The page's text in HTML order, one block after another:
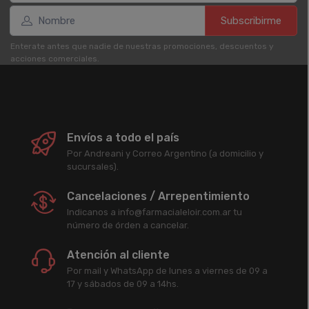
Subscribirme
Enterate antes que nadie de nuestras promociones, descuentos y
acciones comerciales.
Envíos a todo el país
Por Andreani y Correo Argentino (a domicilio y
sucursales).
Cancelaciones / Arrepentimiento
Indicanos a info@farmacialeloir.com.ar tu
número de órden a cancelar.
Atención al cliente
Por mail y WhatsApp de lunes a viernes de 09 a
17 y sábados de 09 a 14hs.